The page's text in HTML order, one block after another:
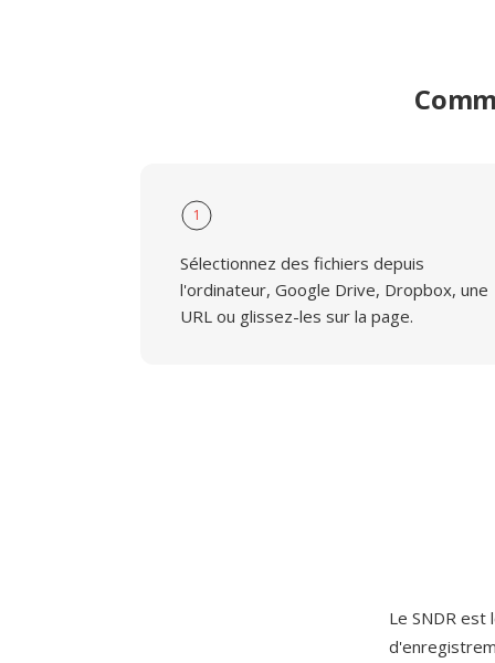
1
Sélectionnez des fichiers depuis
l'ordinateur, Google Drive, Dropbox, une
URL ou glissez-les sur la page.
Le SNDR